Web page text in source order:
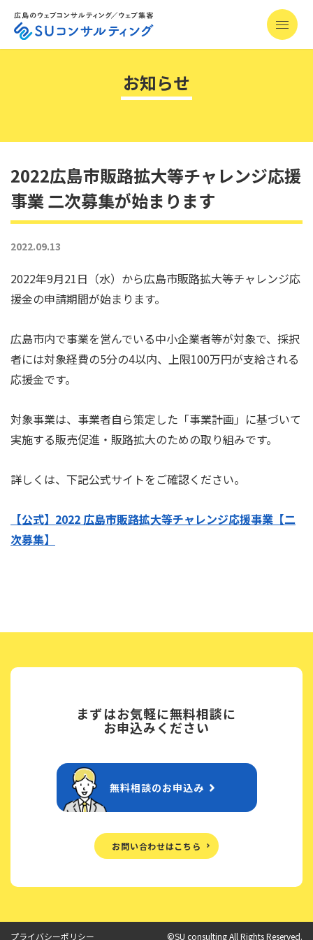
ホーム > お知らせ >
2022広島市販路拡大等チャレンジ応援事業 二次募集が始まります
お知らせ
2022広島市販路拡大等チャレンジ応援
事業 二次募集が始まります
2022.09.13
2022年9月21日（水）から広島市販路拡大等チャレンジ応
援金の申請期間が始まります。
広島市内で事業を営んでいる中小企業者等が対象で、採択
者には対象経費の5分の4以内、上限100万円が支給される
応援金です。
対象事業は、事業者自ら策定した「事業計画」に基づいて
実施する販売促進・販路拡大のための取り組みです。
詳しくは、下記公式サイトをご確認ください。
【公式】2022 広島市販路拡大等チャレンジ応援事業【二
次募集】
まずはお気軽に無料相談に
お申込みください
無料相談のお申込み
お問い合わせはこちら
プライバシーポリシー ©SU consulting All Rights Reserved.